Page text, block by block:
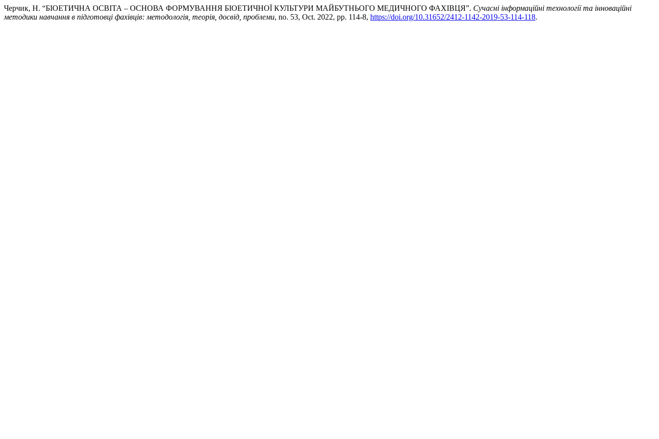
Черчик, Н. “БІОЕТИЧНА ОСВІТА – ОСНОВА ФОРМУВАННЯ БІОЕТИЧНОЇ КУЛЬТУРИ МАЙБУТНЬОГО МЕДИЧНОГО ФАХІВЦЯ”. Сучасні інформаційні технології та інноваційні
методики навчання в підготовці фахівців: методологія, теорія, досвід, проблеми, no. 53, Oct. 2022, pp. 114-8, https://doi.org/10.31652/2412-1142-2019-53-114-118.